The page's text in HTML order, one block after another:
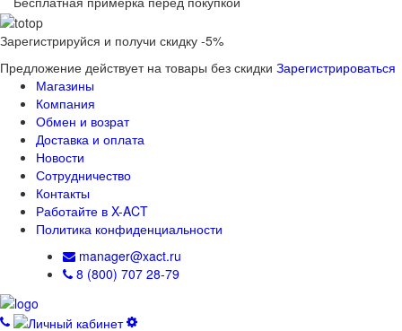
Зарегистрируйся и получи скидку -5%
Предложение действует на товары без скидки Зарегистрироваться
Магазины
Компания
Обмен и возрат
Доставка и оплата
Новости
Сотрудничество
Контакты
Работайте в X-ACT
Политика конфиденциальности
manager@xact.ru
8 (800) 707 28-79